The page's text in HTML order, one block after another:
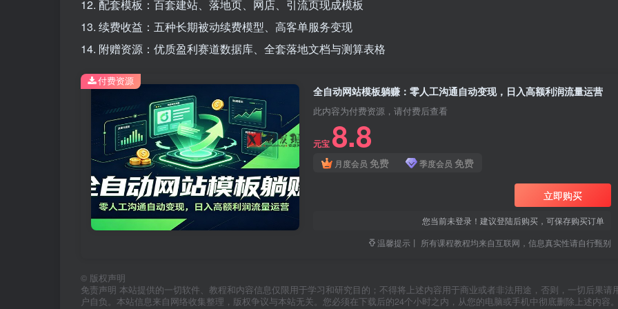
12. 配套模板：百套建站、落地页、网店、引流页现成模板
13. 续费收益：五种长期被动续费模型、高客单服务变现
14. 附赠资源：优质盈利赛道数据库、全套落地文档与测算表格
全自动网站模板躺赚：零人工沟通自动变现，日入高额利润流量运营
此内容为付费资源，请付费后查看
元宝 8.8
月度会员 免费 季度会员 免费
立即购买
您当前未登录！建议登陆后购买，可保存购买订单
温馨提示丨 所有课程教程均来自互联网，信息真实性请自行甄别
付费资源
© 版权声明
免责声明 本站提供的一切软件、教程和内容信息仅限用于学习和研究目的；不得将上述内容用于商业或者非法用途，否则，一切后果请
户自负。本站信息来自网络收集整理，版权争议与本站无关。您必须在下载后的24个小时之内，从您的电脑或手机中彻底删除上述内容